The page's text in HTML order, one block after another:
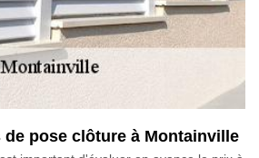
de pose clôture à Montainville